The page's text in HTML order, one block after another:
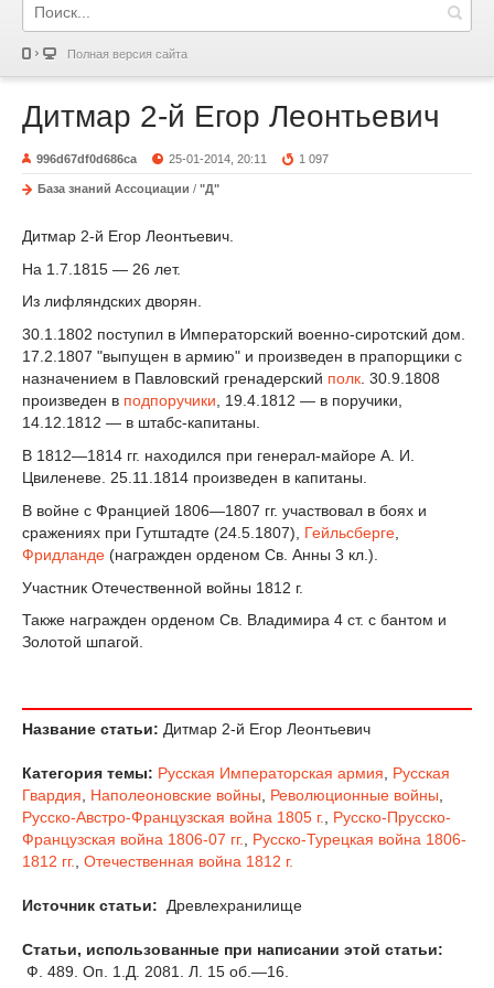
Полная версия сайта
Дитмар 2-й Егор Леонтьевич
996d67df0d686ca 25-01-2014, 20:11 1 097
База знаний Ассоциации / "Д"
Дитмар 2-й Егор Леонтьевич.
На 1.7.1815 — 26 лет.
Из лифляндских дворян.
30.1.1802 поступил в Императорский военно-сиротский дом.
17.2.1807 "выпущен в армию" и произведен в прапорщики с
назначением в Павловский гренадерский полк . 30.9.1808
произведен в подпоручики , 19.4.1812 — в поручики,
14.12.1812 — в штабс-капитаны.
В 1812—1814 гг. находился при генерал-майоре А. И.
Цвиленеве. 25.11.1814 произведен в капитаны.
В войне с Францией 1806—1807 гг. участвовал в боях и
сражениях при Гутштадте (24.5.1807), Гейльсберге
Фридланде (награжден орденом Св. Анны 3 кл.).
Участник Отечественной войны 1812 г.
Также награжден орденом Св. Владимира 4 ст. с бантом и
Золотой шпагой.
Название статьи: Дитмар 2-й Егор Леонтьевич
Категория темы: Русская Императорская армия
Русская
Гвардия
Наполеоновские войны Революционные войны
Русско-Австро-Французская война 1805 г.
Русско-Прусско-
Французская война 1806-07 гг.
Русско-Турецкая война 1806-
1812 гг.
Отечественная война 1812 г.
Источник статьи: Древлехранилище
Статьи, использованные при написании этой статьи:
Ф. 489. Оп. 1.Д. 2081. Л. 15 об.—16.